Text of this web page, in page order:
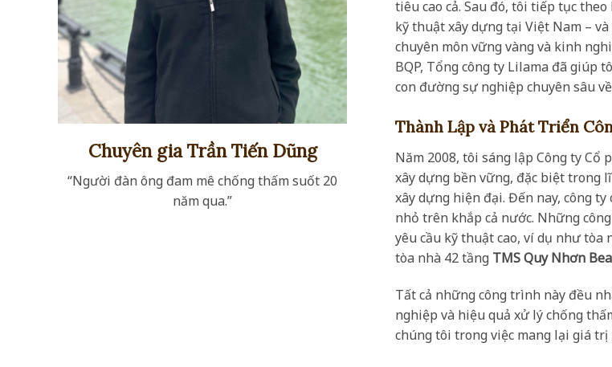
Chuyên gia Trần Tiến Dũng
“Người đàn ông đam mê chống thấm suốt 20
năm qua.”
tiêu cao cả. Sau đó, tôi tiếp tục
kỹ thuật xây dựng tại Việt Nam –
chuyên môn vững vàng và kinh
BQP, Tổng công ty Lilama đã giúp
con đường sự nghiệp chuyên sâu
Thành Lập và Phát Triển
Năm 2008, tôi sáng lập Công ty
xây dựng bền vững, đặc biệt trong
xây dựng hiện đại. Đến nay, công
nhỏ trên khắp cả nước. Những
yêu cầu kỹ thuật cao, ví dụ như tòa
tòa nhà 42 tầng TMS Quy Nhơn
Tất cả những công trình này đều
nghiệp và hiệu quả xử lý chống
chúng tôi trong việc mang lại giá trị